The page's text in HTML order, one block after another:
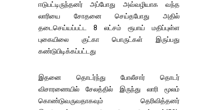
ஈடுபட்டிருந்தனர் அப்போது அவ்வழியாக வந்த
லாரியை சோதனை செய்தபோது அதில்
தடைசெய்யப்பட்ட 8 லட்சம் ரூபாய் மதிப்புள்ள
புகையிலை குட்கா பொருட்கள் இருப்பது
கண்டுபிடிக்கப்பட்டது
இதனை தொடர்ந்து போலீசார் தொடர்
விசாரணையில் சேலத்தில் இருந்து லாரி மூலம்
கொண்டுவருவதாகவும் தெரிவித்தனர்